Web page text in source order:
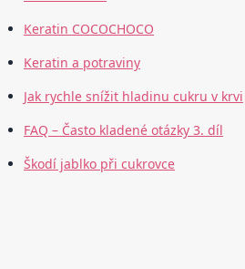
Keratin COCOCHOCO
Keratin a potraviny
Jak rychle snížit hladinu cukru v krvi
FAQ – Často kladené otázky 3. díl
Škodí jablko při cukrovce